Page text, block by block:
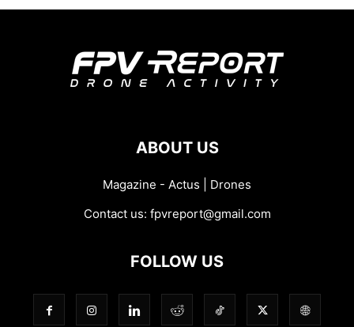
ABOUT US
Magazine - Actus | Drones
Contact us: fpvreport@gmail.com
FOLLOW US